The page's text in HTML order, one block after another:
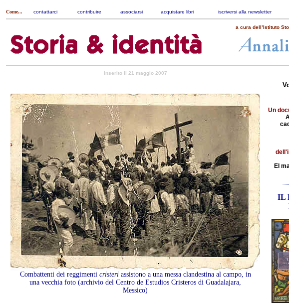
Come... contattarci contribuire associarsi acquistare libri iscriversi alla newsletter
a cura dell’Istituto
inserito il 21 maggio 2007
Combattenti dei reggimenti cristeriassistono a una messa clandestina al campo, in
una vecchia foto (archivio del Centro de Estudios Cristeros di Guadalajara,
Messico)
Un
El
IL